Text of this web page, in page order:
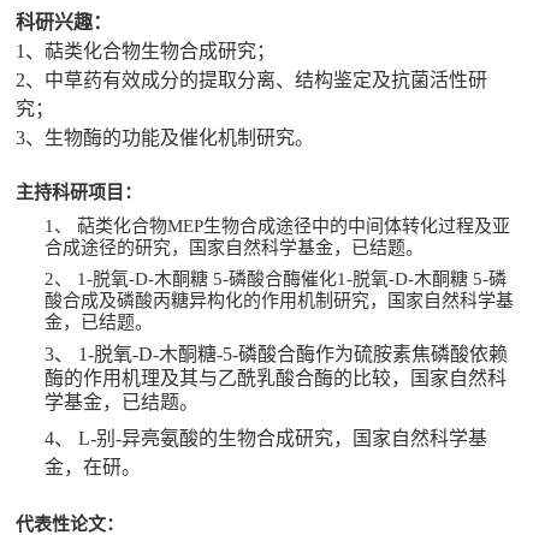
科研兴趣：
1 、萜类化合物生物合成研究；
2、中草药有效成分的提取分离、结构鉴定及抗菌活性研
究；
3、生物酶的功能及催化机制研究。
主持科研项目：
1、 萜类化合物MEP生物合成途径中的中间体转化过程及亚
合成途径的研究，国家自然科学基金，已结题。
2、 1-脱氧-D-木酮糖 5-磷酸合酶催化1-脱氧-D-木酮糖 5-磷
酸合成及磷酸丙糖异构化的作用机制研究，
国家自然科学基
金， 已结题。
3、 1-脱氧-D-木酮糖-5-磷酸合酶作为硫胺素焦磷酸依赖
酶的作用机理及其与乙酰乳酸合酶的比较，
国家自然科
学基金， 已结题。
4、L-别-异亮氨酸的生物合成研究，
国家自然科学基
金，在研。
代表性论文：